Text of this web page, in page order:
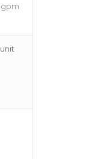
gpm